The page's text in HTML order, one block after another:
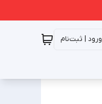
ورود | ثبت‌نام